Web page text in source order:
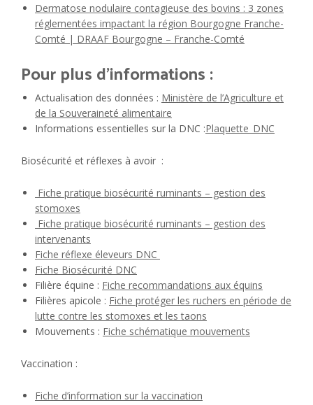
Dermatose nodulaire contagieuse des bovins : 3 zones
réglementées impactant la région Bourgogne Franche-
Comté | DRAAF Bourgogne – Franche-Comté
Pour plus d’informations :
Actualisation des données : Ministère de l’Agriculture et
de la Souveraineté alimentaire
Informations essentielles sur la DNC :Plaquette_DNC
Biosécurité et réflexes à avoir :
Fiche pratique biosécurité ruminants – gestion des
stomoxes
Fiche pratique biosécurité ruminants – gestion des
intervenants
Fiche réflexe éleveurs DNC
Fiche Biosécurité DNC
Filière équine : Fiche recommandations aux équins
Filières apicole : Fiche protéger les ruchers en période de
lutte contre les stomoxes et les taons
Mouvements : Fiche schématique mouvements
Vaccination :
Fiche d’information sur la vaccination